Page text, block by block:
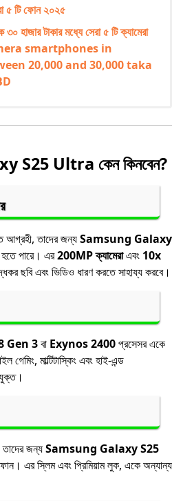
৫ টি ফোন ২০২৫
হাজার টাকার মধ্যে সেরা ৫ টি ক্যামেরা
smartphones in
20,000 and 30,000 taka
S25 Ultra কেন কিনবেন?
আগ্রহী, তাদের জন্যSamsung Galaxy
পারে। এর200MP ক্যামেরাএবং 10x
ছবি এবং ভিডিও ধারণ করতে সাহায্য করবে।
Gen 3বা Exynos 2400প্রসেসর একে
গেমিং, মাল্টিটাস্কিং এবং হাই-এন্ড
তাদের জন্যSamsung Galaxy S25
এর স্লিম এবং প্রিমিয়াম লুক, একে অন্যান্য